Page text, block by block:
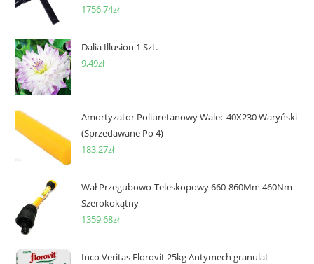
1756,74zł
Dalia Illusion 1 Szt.
9,49zł
Amortyzator Poliuretanowy Walec 40X230 Waryński
(Sprzedawane Po 4)
183,27zł
Wał Przegubowo-Teleskopowy 660-860Mm 460Nm
Szerokokątny
1359,68zł
Inco Veritas Florovit 25kg Antymech granulat